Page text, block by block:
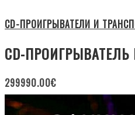
CD-ПРОИГРЫВАТЕЛИ И
CD-ПРОИГРЫВАТЕЛЬ
299990.00€